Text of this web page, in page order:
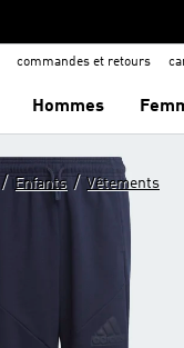
commandes et retours
Hommes
/ Enfants / Vêtements